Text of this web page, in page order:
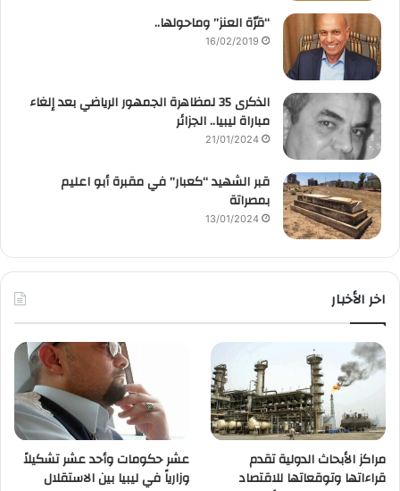
“قرّة العنز” وماحولها..
16/02/2019
الذكرى 35 لمظاهرة الجمهور الرياضي بعد إلغاء
مباراة ليبيا.. الجزائر
21/01/2024
قبر الشهيد “كعبار” في مقبرة أبو اعليم
بمصراتة
13/01/2024
اخر الأخبار
مراكز الأبحاث الدولية تقدم
قراءاتها وتوقعاتها للاقتصاد
عشر حكومات وأحد عشر تشكيلاً
وزارياً في ليبيا بين الاستقلال